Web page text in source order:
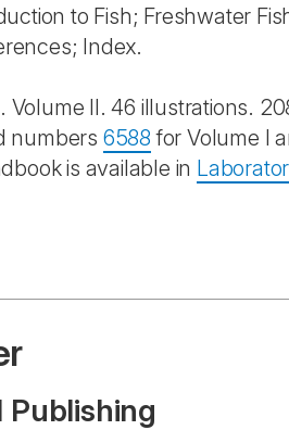
to Fish; Freshwater
Index.
. Volume II. 46 illustrations.
numbers 6588 for Volume I
is available in
Publishing